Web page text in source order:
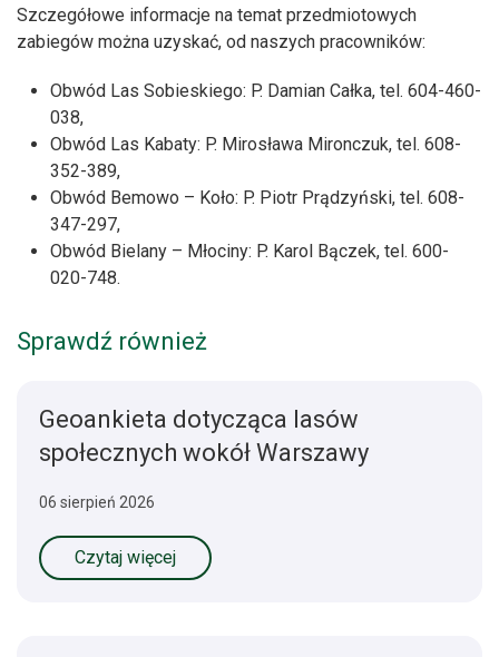
Szczegółowe informacje na temat przedmiotowych
zabiegów można uzyskać, od naszych pracowników:
Obwód Las Sobieskiego: P. Damian Całka, tel. 604-460-
038,
Obwód Las Kabaty: P. Mirosława Mironczuk, tel. 608-
352-389,
Obwód Bemowo – Koło: P. Piotr Prądzyński, tel. 608-
347-297,
Obwód Bielany – Młociny: P. Karol Bączek, tel. 600-
020-748.
Sprawdź również
Geoankieta dotycząca lasów
społecznych wokół Warszawy
06 sierpień 2026
Czytaj więcej